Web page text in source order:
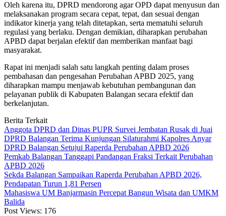
Oleh karena itu, DPRD mendorong agar OPD dapat menyusun dan
melaksanakan program secara cepat, tepat, dan sesuai dengan
indikator kinerja yang telah ditetapkan, serta mematuhi seluruh
regulasi yang berlaku. Dengan demikian, diharapkan perubahan
APBD dapat berjalan efektif dan memberikan manfaat bagi
masyarakat.
Rapat ini menjadi salah satu langkah penting dalam proses
pembahasan dan pengesahan Perubahan APBD 2025, yang
diharapkan mampu menjawab kebutuhan pembangunan dan
pelayanan publik di Kabupaten Balangan secara efektif dan
berkelanjutan.
Berita Terkait
Anggota DPRD dan Dinas PUPR Survei Jembatan Rusak di Juai
DPRD Balangan Terima Kunjungan Silaturahmi Kapolres Anyar
DPRD Balangan Setujui Raperda Perubahan APBD 2026
Pemkab Balangan Tanggapi Pandangan Fraksi Terkait Perubahan
APBD 2026
Sekda Balangan Sampaikan Raperda Perubahan APBD 2026,
Pendapatan Turun 1,81 Persen
Mahasiswa UM Banjarmasin Percepat Bangun Wisata dan UMKM
Balida
Post Views: 176